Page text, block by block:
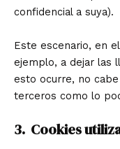
confidencial a suya).
Este escenario, en
ejemplo, a dejar las
esto ocurre, no
terceros como lo
3. Cookies